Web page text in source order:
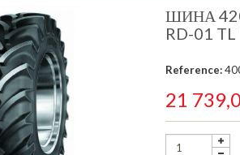
ШИНА
RD-01
Reference:
21